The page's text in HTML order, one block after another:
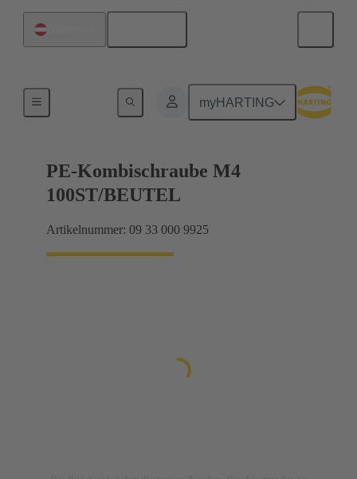
myHARTING
PE-Kombischraube M4
100ST/BEUTEL
Artikelnummer: 09 33 000 9925